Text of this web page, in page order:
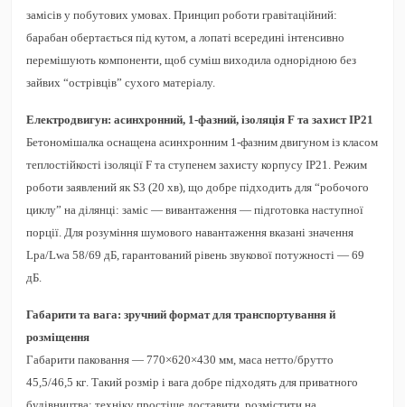
замісів у побутових умовах. Принцип роботи гравітаційний:
барабан обертається під кутом, а лопаті всередині інтенсивно
перемішують компоненти, щоб суміш виходила однорідною без
зайвих “острівців” сухого матеріалу.
Електродвигун: асинхронний, 1-фазний, ізоляція F та захист IP21
Бетономішалка оснащена асинхронним 1-фазним двигуном із класом
теплостійкості ізоляції F та ступенем захисту корпусу IP21. Режим
роботи заявлений як S3 (20 хв), що добре підходить для “робочого
циклу” на ділянці: заміс — вивантаження — підготовка наступної
порції. Для розуміння шумового навантаження вказані значення
Lpa/Lwa 58/69 дБ, гарантований рівень звукової потужності — 69
дБ.
Габарити та вага: зручний формат для транспортування й
розміщення
Габарити паковання — 770×620×430 мм, маса нетто/брутто
45,5/46,5 кг. Такий розмір і вага добре підходять для приватного